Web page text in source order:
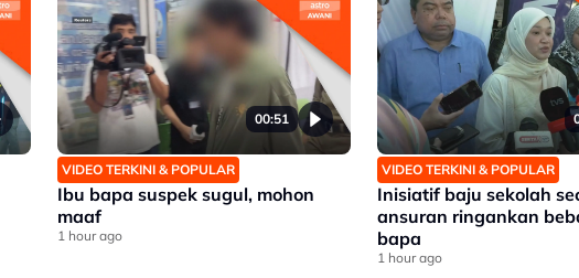
00:51
VIDEO TERKINI & POPULAR
Ibu bapa suspek sugul, mohon
maaf
1 hour ago
VIDEO TERKINI & POPULAR
Inisiatif baju sekolah
ansuran ringankan
bapa
1 hour ago